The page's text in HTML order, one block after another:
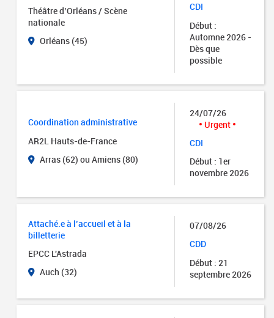
Théâtre d’Orléans / Scène
nationale
Orléans (45)
CDI
Début :
Automne 2026 -
Dès que
possible
Coordination administrative
AR2L Hauts-de-France
Arras (62) ou Amiens (80)
24/07/26
Urgent
CDI
Début : 1er
novembre 2026
Attaché.e à l’accueil et à la
billetterie
EPCC L'Astrada
Auch (32)
07/08/26
CDD
Début : 21
septembre 2026